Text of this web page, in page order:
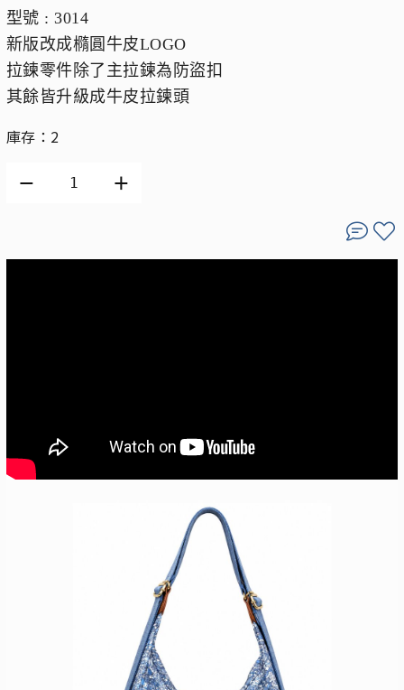
型號 : 3014
新版改成橢圓牛皮LOGO
拉鍊零件除了主拉鍊為防盜扣
其餘皆升級成牛皮拉鍊頭
庫存：2